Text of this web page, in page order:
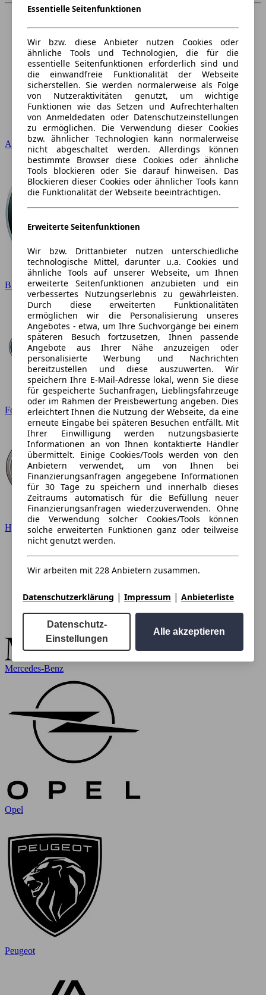
Audi
BMW
Ford
Hyundai
Mercedes-Benz
Opel
Peugeot
Essentielle Seitenfunktionen
Wir bzw. diese Anbieter nutzen Cookies oder
ähnliche Tools und Technologien, die für die
essentielle Seitenfunktionen erforderlich sind und
die einwandfreie Funktionalität der Webseite
sicherstellen. Sie werden normalerweise als Folge
von Nutzeraktivitäten genutzt, um wichtige
Funktionen wie das Setzen und Aufrechterhalten
von Anmeldedaten oder Datenschutzeinstellungen
zu ermöglichen. Die Verwendung dieser Cookies
bzw. ähnlicher Technologien kann normalerweise
nicht abgeschaltet werden. Allerdings können
bestimmte Browser diese Cookies oder ähnliche
Tools blockieren oder Sie darauf hinweisen. Das
Blockieren dieser Cookies oder ähnlicher Tools kann
die Funktionalität der Webseite beeinträchtigen.
Erweiterte Seitenfunktionen
Wir bzw. Drittanbieter nutzen unterschiedliche
technologische Mittel, darunter u.a. Cookies und
ähnliche Tools auf unserer Webseite, um Ihnen
erweiterte Seitenfunktionen anzubieten und ein
verbessertes Nutzungserlebnis zu gewährleisten.
Durch diese erweiterten Funktionalitäten
ermöglichen wir die Personalisierung unseres
Angebotes - etwa, um Ihre Suchvorgänge bei einem
späteren Besuch fortzusetzen, Ihnen passende
Angebote aus Ihrer Nähe anzuzeigen oder
personalisierte Werbung und Nachrichten
bereitzustellen und diese auszuwerten. Wir
speichern Ihre E-Mail-Adresse lokal, wenn Sie diese
für gespeicherte Suchanfragen, Lieblingsfahrzeuge
oder im Rahmen der Preisbewertung angeben. Dies
erleichtert Ihnen die Nutzung der Webseite, da eine
erneute Eingabe bei späteren Besuchen entfällt. Mit
Ihrer Einwilligung werden nutzungsbasierte
Informationen an von Ihnen kontaktierte Händler
übermittelt. Einige Cookies/Tools werden von den
Anbietern verwendet, um von Ihnen bei
Finanzierungsanfragen angegebene Informationen
für 30 Tage zu speichern und innerhalb dieses
Zeitraums automatisch für die Befüllung neuer
Finanzierungsanfragen wiederzuverwenden. Ohne
die Verwendung solcher Cookies/Tools können
solche erweiterten Funktionen ganz oder teilweise
nicht genutzt werden.
Wir arbeiten mit 228 Anbietern zusammen.
Datenschutzerklärung | Impressum | Anbieterliste
Datenschutz-
Einstellungen
Alle akzeptieren